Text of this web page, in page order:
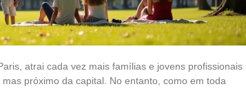
atrai cada vez mais famílias e jovens profissionais
próximo da capital. No entanto, como em toda